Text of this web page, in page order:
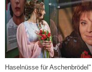
Haselnüsse für